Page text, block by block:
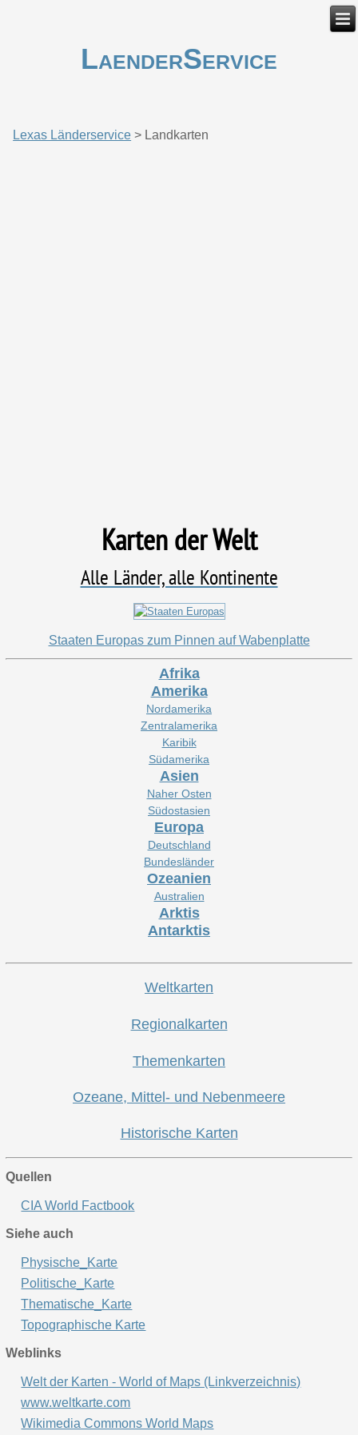
LaenderService
Lexas Länderservice > Landkarten
Karten der Welt
Alle Länder, alle Kontinente
Staaten Europas zum Pinnen auf Wabenplatte
Afrika
Amerika
Nordamerika
Zentralamerika
Karibik
Südamerika
Asien
Naher Osten
Südostasien
Europa
Deutschland
Bundesländer
Ozeanien
Australien
Arktis
Antarktis
Weltkarten
Regionalkarten
Themenkarten
Ozeane, Mittel- und Nebenmeere
Historische Karten
Quellen
CIA World Factbook
Siehe auch
Physische_Karte
Politische_Karte
Thematische_Karte
Topographische Karte
Weblinks
Welt der Karten - World of Maps (Linkverzeichnis)
www.weltkarte.com
Wikimedia Commons World Maps